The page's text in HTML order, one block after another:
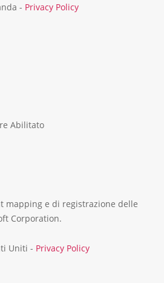
- Privacy Policy
Abilitato
mapping e di registrazione delle
Corporation.
Uniti - Privacy Policy